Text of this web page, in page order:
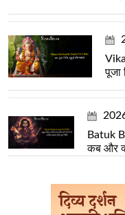
पूजा
Batuk
कब और